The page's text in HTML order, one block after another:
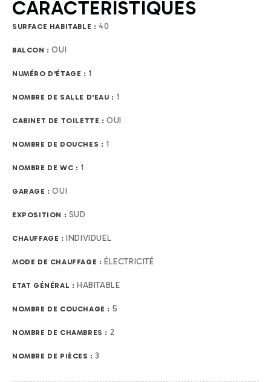
CARACTÉRISTIQUES
SURFACE HABITABLE : 40
BALCON :OUI
NUMÉRO D'ÉTAGE : 1
NOMBRE DE SALLE D'EAU : 1
CABINET DE TOILETTE :OUI
NOMBRE DE DOUCHES : 1
NOMBRE DE WC : 1
GARAGE :OUI
EXPOSITION : SUD
CHAUFFAGE : INDIVIDUEL
MODE DE CHAUFFAGE : ÉLECTRICITÉ
ETAT GÉNÉRAL : HABITABLE
NOMBRE DE COUCHAGE : 5
NOMBRE DE CHAMBRES : 2
NOMBRE DE PIÈCES :3